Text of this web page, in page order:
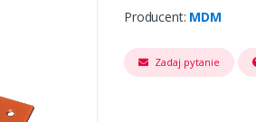
Producent: MDM
Zadaj pytanie